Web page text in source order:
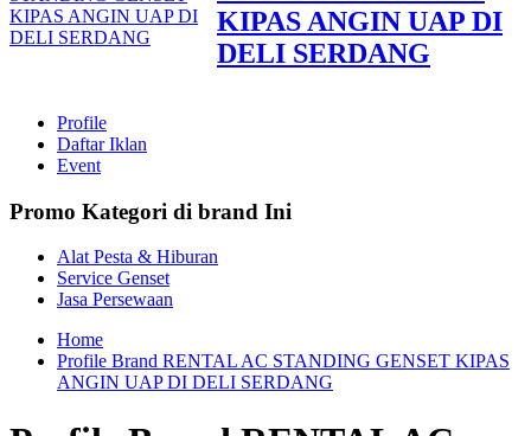
KIPAS ANGIN UAP DI
DELI SERDANG
Profile
Daftar Iklan
Event
Promo Kategori di brand Ini
Alat Pesta & Hiburan
Service Genset
Jasa Persewaan
Home
Profile Brand RENTAL AC STANDING GENSET KIPAS
ANGIN UAP DI DELI SERDANG